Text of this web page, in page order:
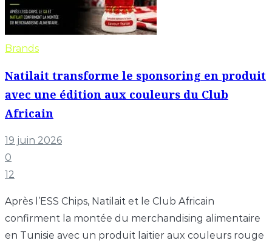
Brands
Natilait transforme le sponsoring en produit
avec une édition aux couleurs du Club
Africain
19 juin 2026
0
12
Après l’ESS Chips, Natilait et le Club Africain
confirment la montée du merchandising alimentaire
en Tunisie avec un produit laitier aux couleurs rouge